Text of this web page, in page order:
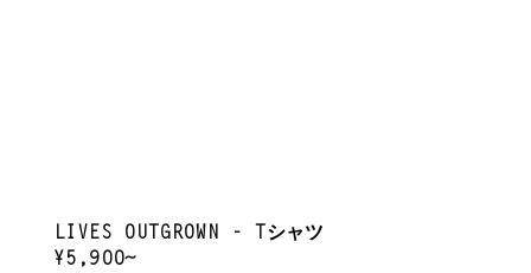
LIVES OUTGROWN - Tシャツ
REGULAR
¥5,900~